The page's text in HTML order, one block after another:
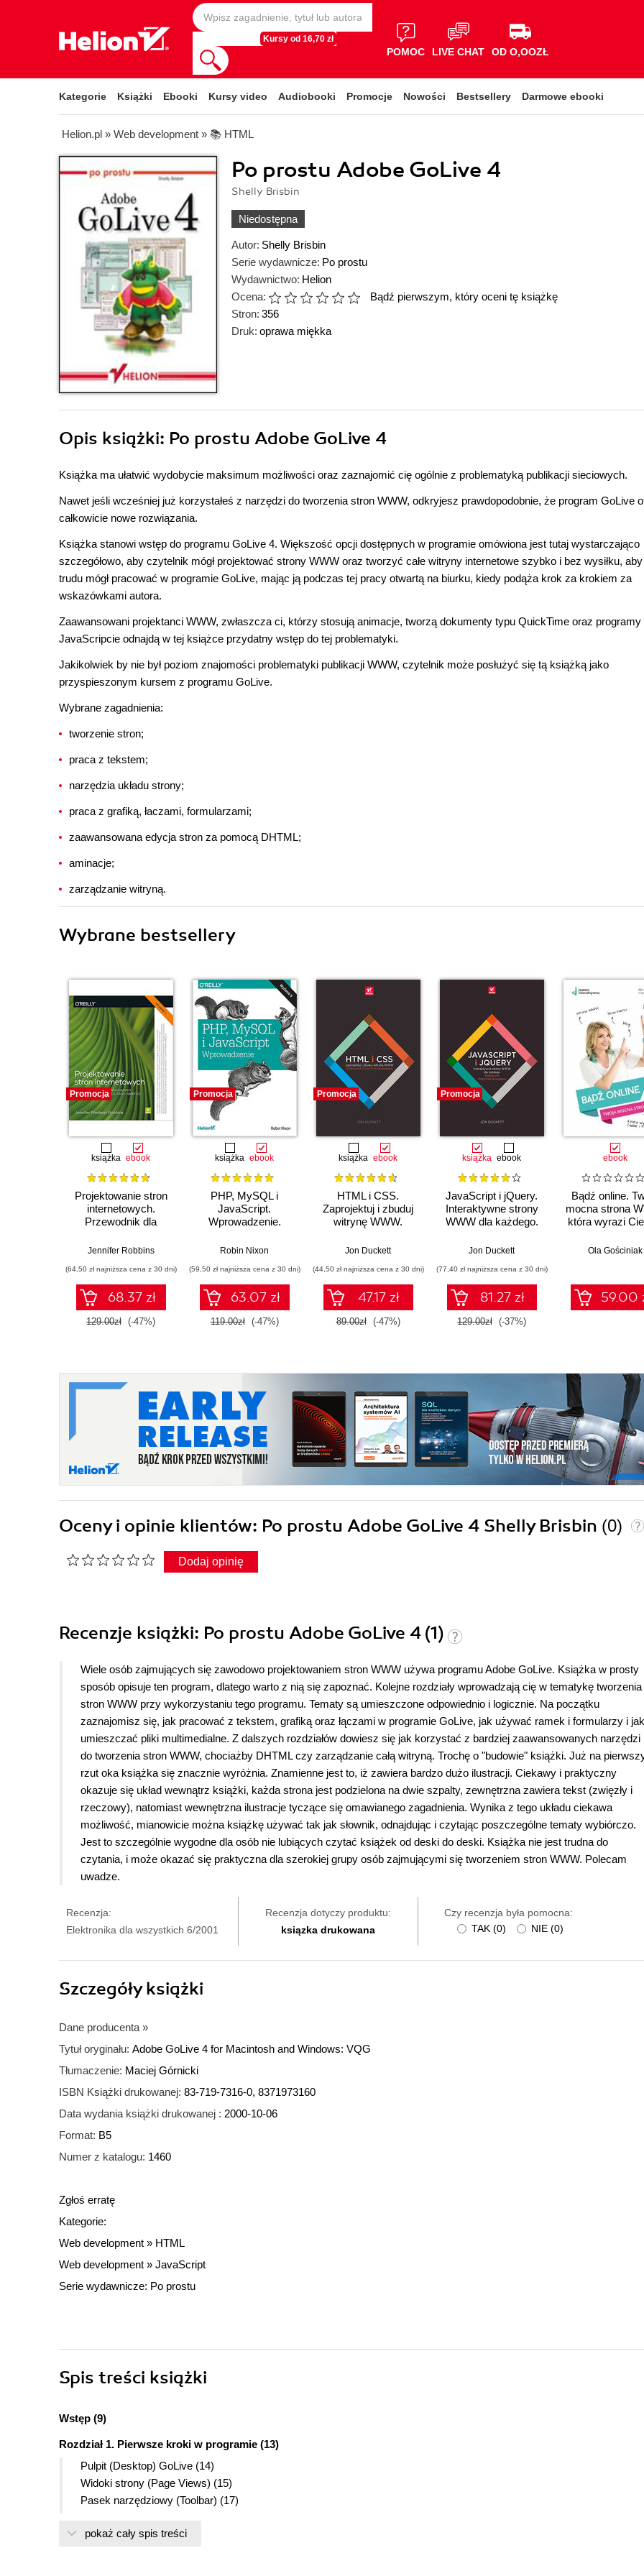
Kursy od 16,70 zł
POMOC LIVE CHAT OD O,OOZŁ
Kategorie Książki Ebooki Kursy video Audiobooki Promocje Nowości Bestsellery Darmowe ebooki
Helion.pl » Web development » 📚 HTML
Po prostu Adobe GoLive 4
Shelly Brisbin
Niedostępna
Autor: Shelly Brisbin
Serie wydawnicze: Po prostu
Wydawnictwo: Helion
Ocena:
Bądź pierwszym, który oceni tę książkę
Stron: 356
Druk: oprawa miękka
Opis książki: Po prostu Adobe GoLive 4
Książka ma ułatwić wydobycie maksimum możliwości oraz zaznajomić cię ogólnie z problematyką publikacji sieciowych.
Nawet jeśli wcześniej już korzystałeś z narzędzi do tworzenia stron WWW, odkryjesz prawdopodobnie, że program GoLive
całkowicie nowe rozwiązania.
Książka stanowi wstęp do programu GoLive 4. Większość opcji dostępnych w programie omówiona jest tutaj wystarczająco
szczegółowo, aby czytelnik mógł projektować strony WWW oraz tworzyć całe witryny internetowe szybko i bez wysiłku,
trudu mógł pracować w programie GoLive, mając ją podczas tej pracy otwartą na biurku, kiedy podąża krok za krokiem za
wskazówkami autora.
Zaawansowani projektanci WWW, zwłaszcza ci, którzy stosują animacje, tworzą dokumenty typu QuickTime oraz programy
JavaScripcie odnajdą w tej książce przydatny wstęp do tej problematyki.
Jakikolwiek by nie był poziom znajomości problematyki publikacji WWW, czytelnik może posłużyć się tą książką jako
przyspieszonym kursem z programu GoLive.
Wybrane zagadnienia:
tworzenie stron;
praca z tekstem;
narzędzia układu strony;
praca z grafiką, łaczami, formularzami;
zaawansowana edycja stron za pomocą DHTML;
aminacje;
zarządzanie witryną.
Wybrane bestsellery
Promocja
książka ebook
Projektowanie stron
internetowych.
Przewodnik dla
webmasterów po
grafice. Wydanie V
Jennifer Robbins
(64,50 zł najniższa cena z 30 dni)
68.37 zł
129.00zł (-47%)
Promocja
książka ebook
PHP, MySQL i
JavaScript.
Wprowadzenie.
Robin Nixon
(59,50 zł najniższa cena z 30 dni)
63.07 zł
119.00zł (-47%)
Promocja
książka ebook
HTML i CSS.
Zaprojektuj i zbuduj
witrynę WWW.
End Developera
Jon Duckett
(44,50 zł najniższa cena z 30 dni)
47.17 zł
89.00zł (-47%)
Promocja
książka ebook
JavaScript i jQuery.
Interaktywne strony
WWW dla każdego.
End Developera
Jon Duckett
(77,40 zł najniższa cena z 30 dni)
81.27 zł
129.00zł (-37%)
ebook
Bądź online.
mocna strona
która wyrazi
Ola Gościniak
59.00
Oceny i opinie klientów: Po prostu Adobe GoLive 4 Shelly Brisbin (0)
Dodaj opinię
Recenzje książki: Po prostu Adobe GoLive 4 (1)
Wiele osób zajmujących się zawodowo projektowaniem stron WWW używa programu Adobe GoLive. Książka w prosty
sposób opisuje ten program, dlatego warto z nią się zapoznać. Kolejne rozdziały wprowadzają cię w tematykę tworzenia
stron WWW przy wykorzystaniu tego programu. Tematy są umieszczone odpowiednio i logicznie. Na początku
zaznajomisz się, jak pracować z tekstem, grafiką oraz łączami w programie GoLive, jak używać ramek i formularzy i jak
umieszczać pliki multimedialne. Z dalszych rozdziałów dowiesz się jak korzystać z bardziej zaawansowanych narzędzi
do tworzenia stron WWW, chociażby DHTML czy zarządzanie całą witryną. Trochę o "budowie" książki. Już na
rzut oka książka się znacznie wyróżnia. Znamienne jest to, iż zawiera bardzo dużo ilustracji. Ciekawy i praktyczny
okazuje się układ wewnątrz książki, każda strona jest podzielona na dwie szpalty, zewnętrzna zawiera tekst (zwięzły i
rzeczowy), natomiast wewnętrzna ilustracje tyczące się omawianego zagadnienia. Wynika z tego układu ciekawa
możliwość, mianowicie można książkę używać tak jak słownik, odnajdując i czytając poszczególne tematy wybiórczo.
Jest to szczególnie wygodne dla osób nie lubiących czytać książek od deski do deski. Książka nie jest trudna do
czytania, i może okazać się praktyczna dla szerokiej grupy osób zajmującymi się tworzeniem stron WWW. Polecam
uwadze.
Recenzja:
Elektronika dla wszystkich 6/2001
Recenzja dotyczy produktu:
ksiązka drukowana
Czy recenzja była pomocna:
TAK (0) NIE (0)
Szczegółyksiążki
Dane producenta »
Tytuł oryginału: Adobe GoLive 4 for Macintosh and Windows: VQG
Tłumaczenie: Maciej Górnicki
ISBN Książki drukowanej: 83-719-7316-0, 8371973160
Data wydania książki drukowanej : 2000-10-06
Format: B5
Numer z katalogu: 1460
Zgłoś erratę
Kategorie:
Web development » HTML
Web development » JavaScript
Serie wydawnicze: Po prostu
Spis treści książki
Wstęp (9)
Rozdział 1. Pierwsze kroki w programie (13)
Pulpit (Desktop) GoLive (14)
Widoki strony (Page Views) (15)
Pasek narzędziowy (Toolbar) (17)
Inspektor (21)
pokaż cały spis treści